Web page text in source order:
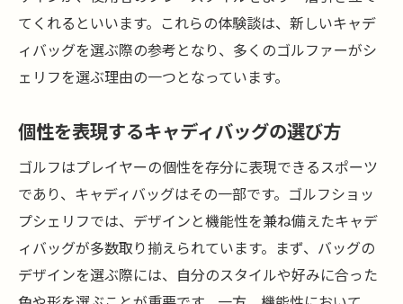
新しいキャディバッグであなたのゴルフライフ
を豊かにする秘訣
新しいバッグが与えるモチベーションの変
ゴルフプレーの効率を高めるバッグ選び
バッグが日常生活にもたらす影響
購入者の声から学ぶ成功事例
自己表現としてのバッグ選び
シェリフが推奨するライフスタイル
てくれるといいます。これらの体験談は、新しいキャデ
ィバッグを選ぶ際の参考となり、多くのゴルファーがシ
ェリフを選ぶ理由の一つとなっています。
個性を表現するキャディバッグの選び方
ゴルフはプレイヤーの個性を存分に表現できるスポーツ
であり、キャディバッグはその一部です。ゴルフショッ
プシェリフでは、デザインと機能性を兼ね備えたキャデ
ィバッグが多数取り揃えられています。まず、バッグの
デザインを選ぶ際には、自分のスタイルや好みに合った